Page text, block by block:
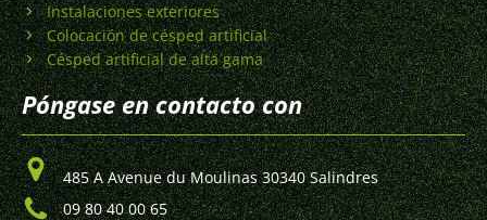
Instalaciones exteriores
Colocación de césped artificial
Césped artificial de alta gama
Póngase en contacto con
485 A Avenue du Moulinas 30340 Salindres
09 80 40 00 65